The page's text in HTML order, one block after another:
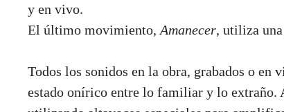
y en vivo.
El último movimiento, Amanecer, utiliza
Todos los sonidos en la obra, grabados o en
estado onírico entre lo familiar y lo extraño.